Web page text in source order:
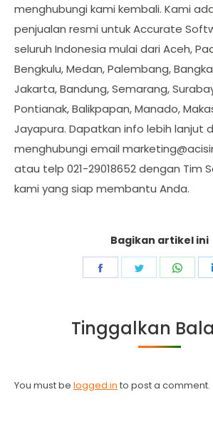
menghubungi kami kembali. Kami
penjualan resmi untuk Accurate
seluruh Indonesia mulai dari Aceh,
Bengkulu, Medan, Palembang,
Jakarta, Bandung, Semarang,
Pontianak, Balikpapan, Manado,
Jayapura. Dapatkan info lebih lanjut
menghubungi email
atau telp 021-29018652 dengan Tim
kami yang siap membantu Anda.
Bagikan artikel ini
Share
Share
Tinggalkan
You must be logged in to post a comment.